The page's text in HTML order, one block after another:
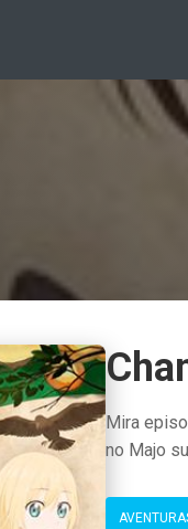
Mira
no Majo